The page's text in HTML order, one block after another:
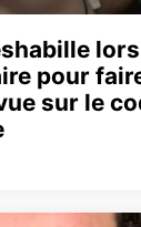
lors
pour
sur le